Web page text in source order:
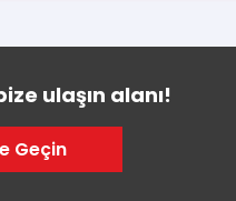
ulaşın alanı!
Geçin